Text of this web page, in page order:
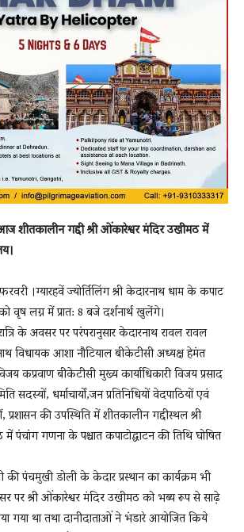
शीतकालीन गद्दी श्री ओंकारेश्वर मंदिर उखीमठ में
।ग्यारहवें ज्योर्तिलिंग श्री केदारनाथ धाम के कपाट
वृष लग्न में प्रात: 8 बजे दर्शनार्थ खुलेंगे।
के अवसर पर परंपरानुसार केदारनाथ रावल रावल
विधायक आशा नौटियाल बीकेटीसी अध्यक्ष हेमंत
कप्रवाण बीकेटीसी मुख्य कार्याधिकारी विजय प्रसाद
सदस्यों, धर्माचार्यों,जन प्रतिनिधियों वेदपाठियों एवं
की उपस्थिति में शीतकालीन गद्दीस्थल श्री
पंचांग गणना के पश्चात कपाटोद्घाटन की तिथि घोषित
की पंचमुखी डोली के केदार प्रस्थान का कार्यक्रम भी
पर श्री ओंकारेश्वर मंदिर उखीमठ को भब्य रूप से साढ़े
गया था तथा दानीदाताओं ने भंडारे आयोजित किये